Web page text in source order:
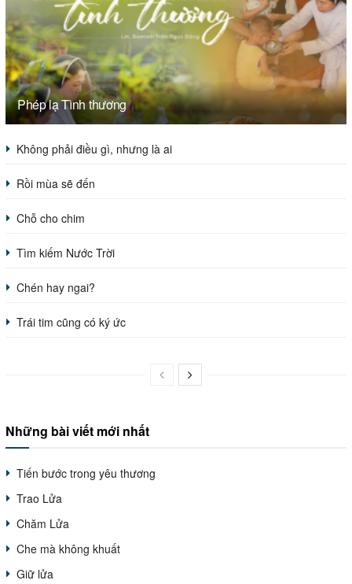
Phép lạ Tình thương
Không phải điều gì, nhưng là ai
Rồi mùa sẽ đến
Chỗ cho chim
Tìm kiếm Nước Trời
Chén hay ngai?
Trái tim cũng có ký ức
Những bài viết mới nhất
Tiến bước trong yêu thương
Trao Lửa
Chăm Lửa
Che mà không khuất
Giữ lửa